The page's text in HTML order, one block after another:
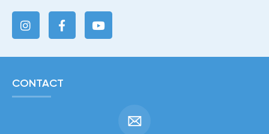
CONTACT